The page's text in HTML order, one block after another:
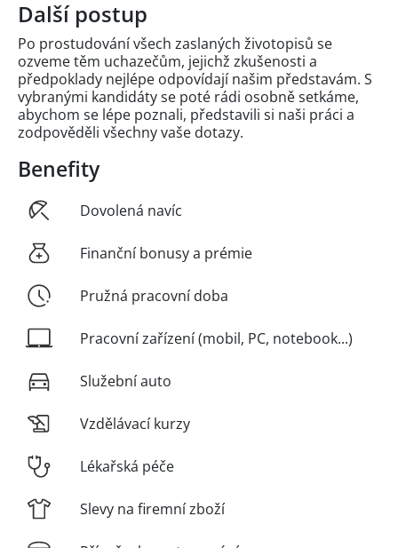
Další postup
Po prostudování všech zaslaných životopisů se
ozveme těm uchazečům, jejichž zkušenosti a
předpoklady nejlépe odpovídají našim představám. S
vybranými kandidáty se poté rádi osobně setkáme,
abychom se lépe poznali, představili si naši práci a
zodpověděli všechny vaše dotazy.
Benefity
Dovolená navíc
Finanční bonusy a prémie
Pružná pracovní doba
Pracovní zařízení (mobil, PC, notebook...)
Služební auto
Vzdělávací kurzy
Lékařská péče
Slevy na firemní zboží